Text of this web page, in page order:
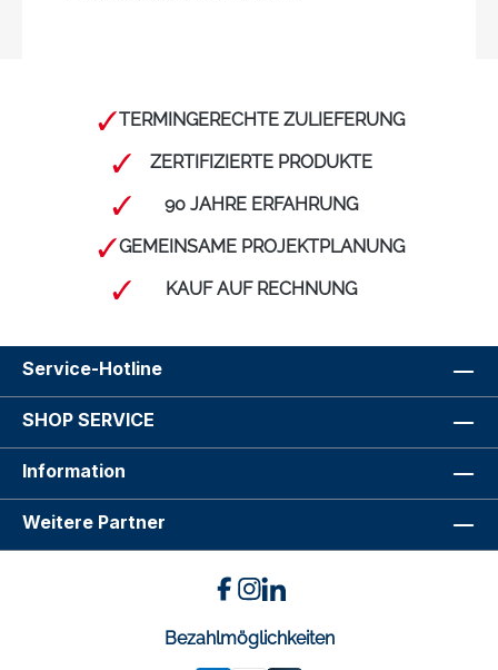
TERMINGERECHTE ZULIEFERUNG
ZERTIFIZIERTE PRODUKTE
90 JAHRE ERFAHRUNG
GEMEINSAME PROJEKTPLANUNG
KAUF AUF RECHNUNG
Service-Hotline
SHOP SERVICE
Information
Weitere Partner
Bezahlmöglichkeiten